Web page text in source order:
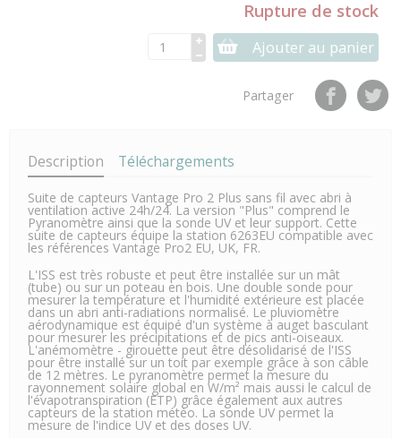
Rupture de stock
Ajouter au panier
Partager
Description Téléchargements
Suite de capteurs Vantage Pro 2 Plus sans fil avec abri à
ventilation active 24h/24. La version "Plus" comprend le
Pyranomètre ainsi que la sonde UV et leur support. Cette
suite de capteurs équipe la station 6263EU compatible avec
les références Vantage Pro2 EU, UK, FR.
L'ISS est très robuste et peut être installée sur un mât
(tube) ou sur un poteau en bois. Une double sonde pour
mesurer la température et l'humidité extérieure est placée
dans un abri anti-radiations normalisé. Le pluviomètre
aérodynamique est équipé d'un système à auget basculant
pour mesurer les précipitations et de pics anti-oiseaux.
L'anémomètre - girouette peut être désolidarisé de l'ISS
pour être installé sur un toit par exemple grâce à son câble
de 12 mètres. Le pyranomètre permet la mesure du
rayonnement solaire global en W/m² mais aussi le calcul de
l'évapotranspiration (ETP) grâce également aux autres
capteurs de la station météo. La sonde UV permet la
mesure de l'indice UV et des doses UV.